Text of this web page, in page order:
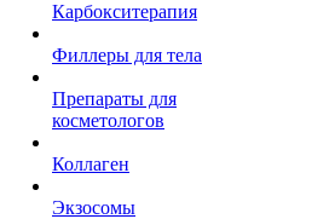
Карбокситерапия
Филлеры для тела
Препараты для
косметологов
Коллаген
Экзосомы